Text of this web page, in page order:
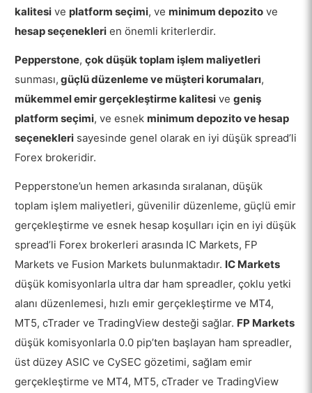
kalitesi ve platform seçimi, ve minimum depozito ve
hesap seçenekleri en önemli kriterlerdir.
Pepperstone,çok düşük toplam işlem maliyetleri
sunması, güçlü düzenleme ve müşteri korumaları,
mükemmel emir gerçekleştirme kalitesi vegeniş
platform seçimi, ve esnek minimum depozito ve hesap
seçenekleri sayesinde genel olarak en iyi düşük spread’li
Forex brokeridir.
Pepperstone’un hemen arkasında sıralanan, düşük
toplam işlem maliyetleri, güvenilir düzenleme, güçlü emir
gerçekleştirme ve esnek hesap koşulları için en iyi düşük
spread’li Forex brokerleri arasında IC Markets, FP
Markets ve Fusion Markets bulunmaktadır. IC Markets
düşük komisyonlarla ultra dar ham spreadler, çoklu yetki
alanı düzenlemesi, hızlı emir gerçekleştirme ve MT4,
MT5, cTrader ve TradingView desteği sağlar. FP Markets
düşük komisyonlarla 0.0 pip’ten başlayan ham spreadler,
üst düzey ASIC ve CySEC gözetimi, sağlam emir
gerçekleştirme ve MT4, MT5, cTrader ve TradingView